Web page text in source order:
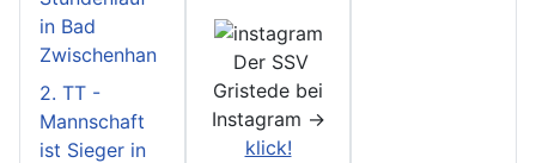
in Bad
Zwischenhan
2. TT -
Mannschaft
ist Sieger in
Der SSV
Gristede bei
Instagram ->
klick!